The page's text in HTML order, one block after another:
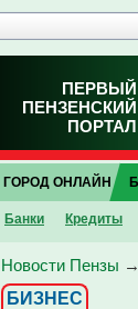
ПЕРВЫЙ
ПЕНЗЕНСКИЙ
ПОРТАЛ
ГОРОД ОНЛАЙН
Банки Кредиты
Новости Пензы →
БИЗНЕС